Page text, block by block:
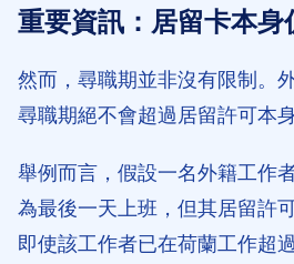
重要資訊：居留卡本身
然而，尋職期並非沒有限制。
尋職期絕不會超過居留許可本
舉例而言，假設一名外籍工作
為最後一天上班，但其居留許
即使該工作者已在荷蘭工作超